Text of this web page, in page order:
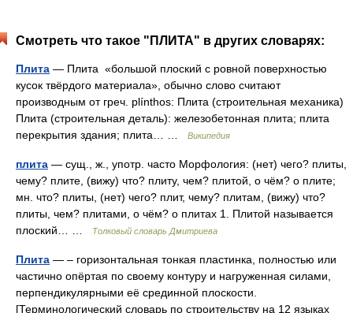
Смотреть что такое "ПЛИТА" в других словарях:
Плита — Плита «большой плоский с ровной поверхностью
кусок твёрдого материала», обычно слово считают
производным от греч. plínthos: Плита (строительная механика)
Плита (строительная деталь): железобетонная плита; плита
перекрытия здания; плита… …
Википедия
плита — сущ., ж., употр. часто Морфология: (нет) чего? плиты,
чему? плите, (вижу) что? плиту, чем? плитой, о чём? о плите;
мн. что? плиты, (нет) чего? плит, чему? плитам, (вижу) что?
плиты, чем? плитами, о чём? о плитах 1. Плитой называется
плоский… …
Толковый словарь Дмитриева
Плита — – горизонтальная тонкая пластинка, полностью или
частично опёртая по своему контуру и нагруженная силами,
перпендикулярными её срединной плоскости.
[Терминологический словарь по строительству на 12 языках